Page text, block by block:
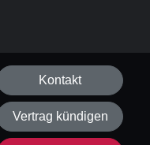
Kontakt
Vertrag kündigen